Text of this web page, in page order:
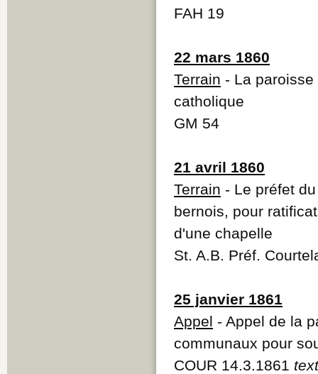
FAH 19
22 mars 1860
Terrain - La
catholique
GM 54
21 avril 1860
Terrain - Le préfet
bernois, pour
d'une chapelle
St. A.B. Préf.
25 janvier 1861
Appel - Appel de la
communaux pour
COUR 14.3.1861